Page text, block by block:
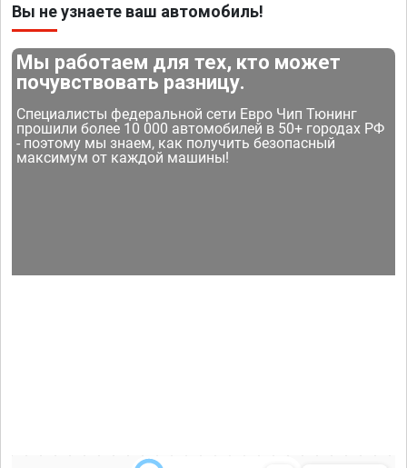
Вы не узнаете ваш автомобиль!
Мы работаем для тех, кто может
почувствовать разницу.
Специалисты федеральной сети Евро Чип Тюнинг
прошили более 10 000 автомобилей в 50+ городах РФ
- поэтому мы знаем, как получить безопасный
максимум от каждой машины!